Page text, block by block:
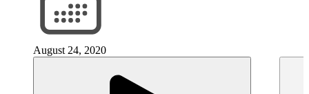
August 24, 2020